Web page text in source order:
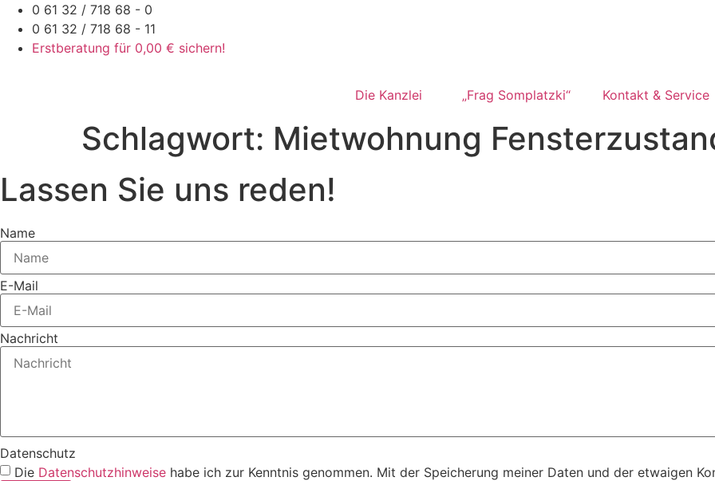
Zum
Inhalt
springen
0 61 32 / 718 68 - 0
0 61 32 / 718 68 - 11
Erstberatung für 0,00 € sichern!
Die Kanzlei „Frag Somplatzki“ Kontakt & Service
Schlagwort: Mietwohnung
Lassen Sie uns reden!
Name
E-Mail
Nachricht
Datenschutz
Die Datenschutzhinweise habe ich zur Kenntnis genommen. Mit der Speicherung meiner Daten und der etwaigen